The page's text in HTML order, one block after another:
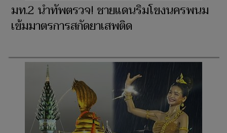
มท.2 นำทัพตรวจ! ชายแดนริมโขงนครพนม
เข้มมาตรการสกัดยาเสพติด